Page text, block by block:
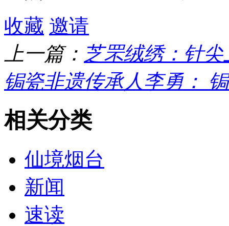
收藏 邀请
上一篇： 芝罘绒绣：针
锔瓷非遗传承人李勇：
相关分类
仙境烟台
新闻
速读